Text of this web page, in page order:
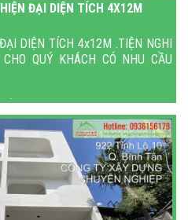
ĐẠI DIỆN TÍCH 4X12M
DIỆN TÍCH 4x12M .TIỆN NGHI
QUÝ KHÁCH CÓ NHU CẦU
-XÂY DỰNG CHUYÊN NGHIỆP
1